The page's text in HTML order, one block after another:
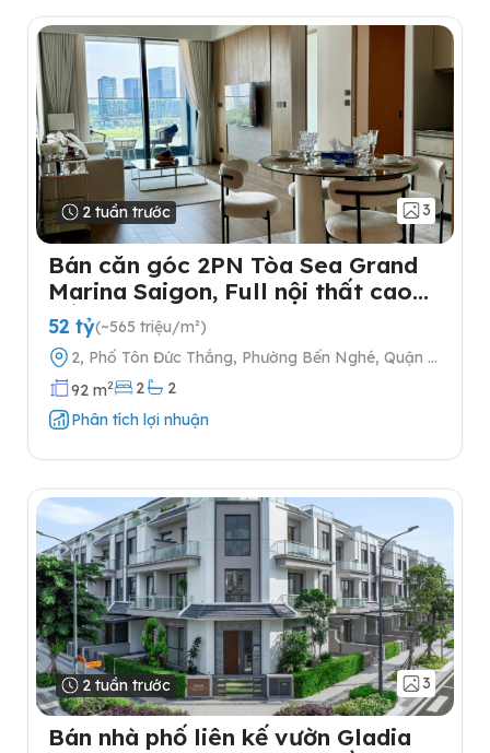
2 tuần trước 3
Bán căn góc 2PN Tòa Sea Grand
Marina Saigon, Full nội thất cao
cấp
52 tỷ(~565 triệu/m²)
2, Phố Tôn Đức Thắng, Phường Bến Nghé, Quận 1,
Thành phố Hồ Chí Minh
92 m2 2
2
Phân tích lợi nhuận
2 tuần trước 3
Bán nhà phố liên kế vườn Gladia